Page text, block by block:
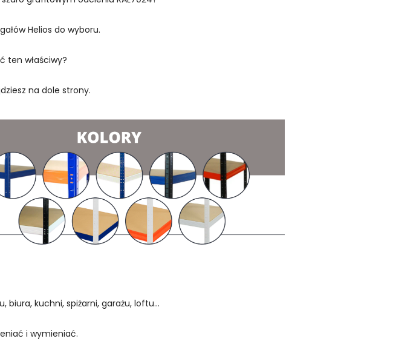
Helios do wyboru.
ten właściwy?
na dole strony.
biura, kuchni, spiżarni, garażu, loftu...
i wymieniać.